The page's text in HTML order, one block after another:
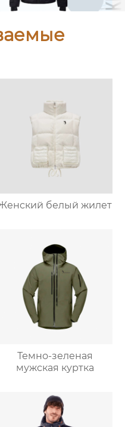
белый жилет
Темно-зеленая
мужская куртка